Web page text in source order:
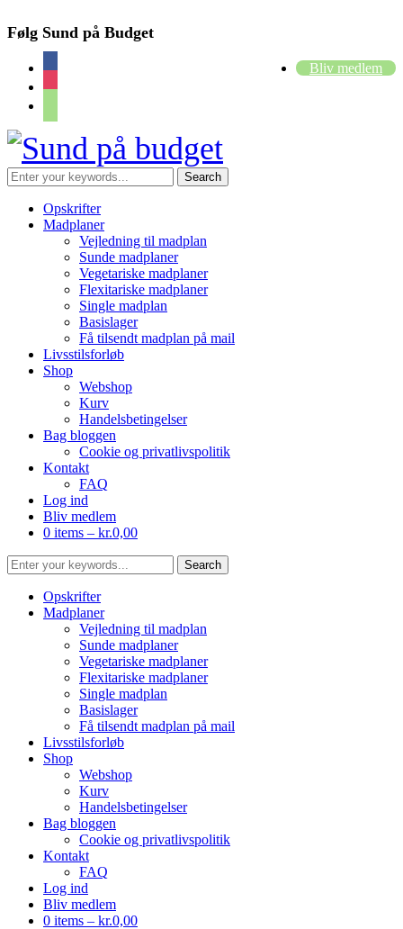
Følg Sund på Budget
Bliv medlem
Opskrifter
Madplaner
Vejledning til madplan
Sunde madplaner
Vegetariske madplaner
Flexitariske madplaner
Single madplan
Basislager
Få tilsendt madplan på mail
Livsstilsforløb
Shop
Webshop
Kurv
Handelsbetingelser
Bag bloggen
Cookie og privatlivspolitik
Kontakt
FAQ
Log ind
Bliv medlem
0 items – kr.0,00
Opskrifter
Madplaner
Vejledning til madplan
Sunde madplaner
Vegetariske madplaner
Flexitariske madplaner
Single madplan
Basislager
Få tilsendt madplan på mail
Livsstilsforløb
Shop
Webshop
Kurv
Handelsbetingelser
Bag bloggen
Cookie og privatlivspolitik
Kontakt
FAQ
Log ind
Bliv medlem
0 items – kr.0,00